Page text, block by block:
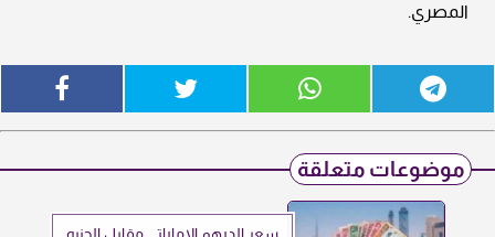
المصري.
موضوعات متعلقة